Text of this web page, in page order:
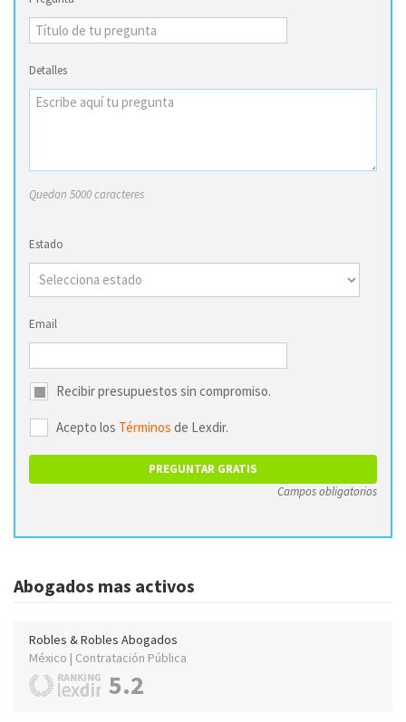
Detalles
Quedan 5000 caracteres
Estado
Email
Recibir presupuestos sin compromiso.
Acepto los Términos de Lexdir.
Campos obligatorios
Abogados mas activos
Robles & Robles Abogados
México | Contratación Pública
5.2